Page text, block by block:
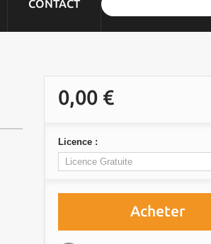
CONTACT
0,00 €
Licence :
Acheter